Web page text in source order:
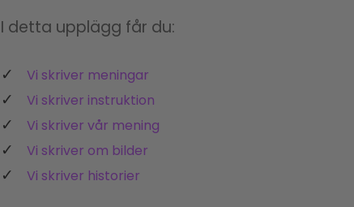
var:
375 SEK.
är:
I detta upplägg får du:
Vi skriver meningar
Vi skriver instruktion
Vi skriver vår mening
Vi skriver om bilder
Vi skriver historier